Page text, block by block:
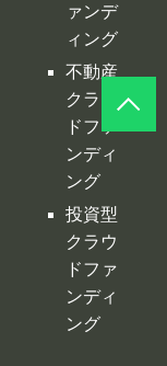
ァンデ
ィング
不動産
クラウ
ドファ
ンディ
ング
投資型
クラウ
ドファ
ンディ
ング